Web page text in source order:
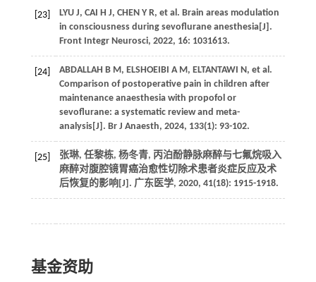
[23]
LYU J, CAI H J, CHEN Y R, et al. Brain areas modulation
in consciousness during sevoflurane anesthesia[J].
Front Integr Neurosci, 2022, 16: 1031613.
[24]
ABDALLAH B M, ELSHOEIBI A M, ELTANTAWI N, et al.
Comparison of postoperative pain in children after
maintenance anaesthesia with propofol or
sevoflurane: a systematic review and meta-
analysis[J]. Br J Anaesth, 2024, 133(1): 93-102.
[25]
张琳, 任黎栋, 杨冬青, 丙泊酚静脉麻醉与七氟烷吸入
麻醉对腹腔镜胃癌治愈性切除术患者炎症反应及术
后恢复的影响[J]. 广东医学, 2020, 41(18): 1915-1918.
基金资助